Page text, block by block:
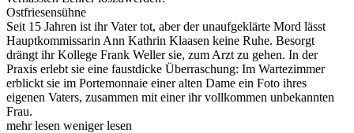
Ostfriesensühne
Seit 15 Jahren ist ihr Vater tot, aber der unaufgeklärte Mord lässt
Hauptkommissarin Ann Kathrin Klaasen keine Ruhe. Besorgt
drängt ihr Kollege Frank Weller sie, zum Arzt zu gehen. In der
Praxis erlebt sie eine faustdicke Überraschung: Im Wartezimmer
erblickt sie im Portemonnaie einer alten Dame ein Foto ihres
eigenen Vaters, zusammen mit einer ihr vollkommen unbekannten
Frau.
mehr lesen weniger lesen